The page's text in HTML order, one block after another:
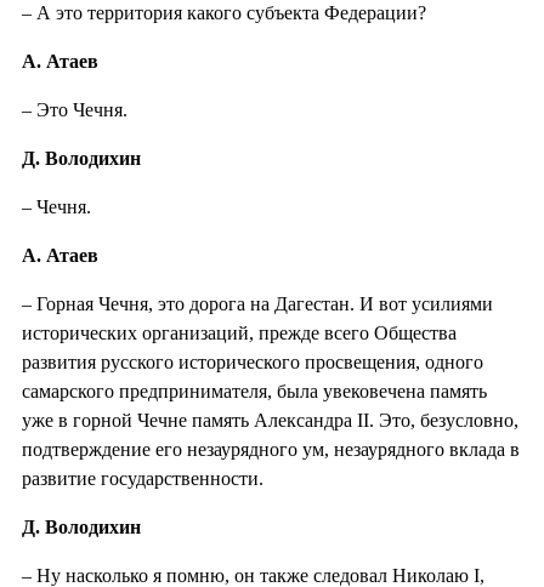
– А это территория какого субъекта Федерации?
А. Атаев
– Это Чечня.
Д. Володихин
– Чечня.
А. Атаев
– Горная Чечня, это дорога на Дагестан. И вот усилиями
исторических организаций, прежде всего Общества
развития русского исторического просвещения, одного
самарского предпринимателя, была увековечена память
уже в горной Чечне память Александра II. Это, безусловно,
подтверждение его незаурядного ум, незаурядного вклада в
развитие государственности.
Д. Володихин
– Ну насколько я помню, он также следовал Николаю I,